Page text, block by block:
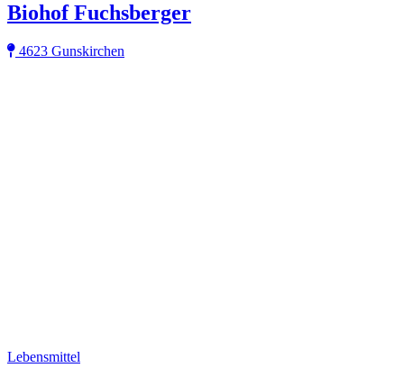
Biohof Fuchsberger
4623 Gunskirchen
Lebensmittel